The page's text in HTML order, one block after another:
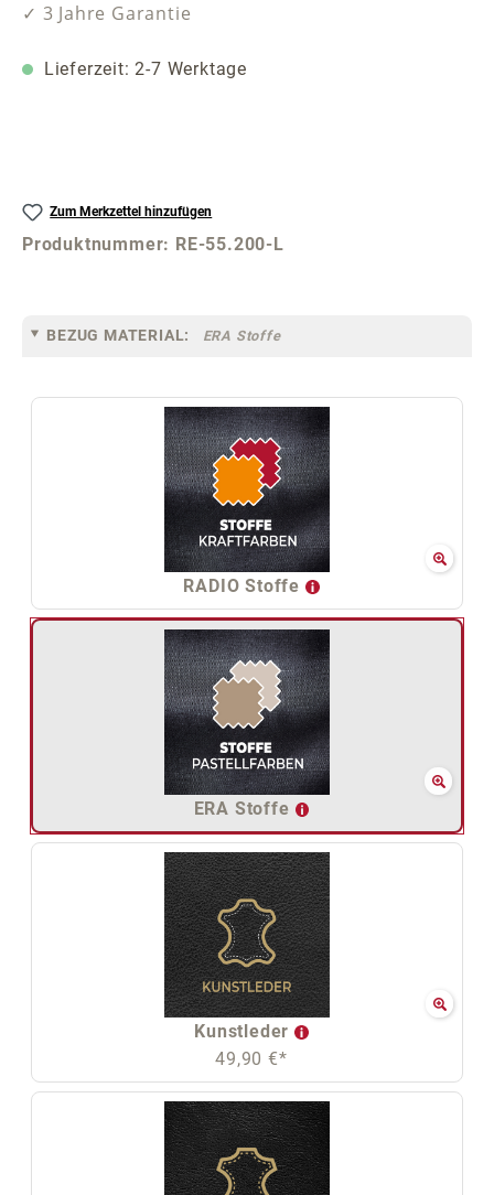
✓ 3 Jahre Garantie
Lieferzeit: 2-7 Werktage
Zum Merkzettel hinzufügen
Produktnummer: RE-55.200-L
BEZUG MATERIAL: ERA Stoffe
RADIO Stoffe
ERA Stoffe
Kunstleder
49,90 €*